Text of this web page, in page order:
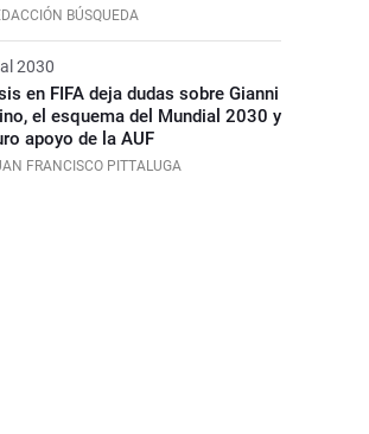
BÚSQUEDA
2030
en FIFA deja dudas sobre Gianni
el esquema del Mundial 2030 y
apoyo de la AUF
FRANCISCO PITTALUGA